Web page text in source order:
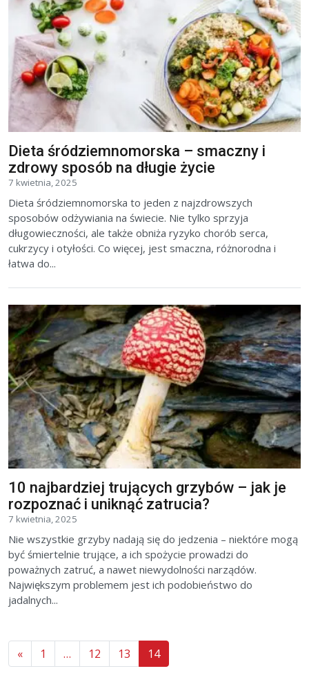
Dieta śródziemnomorska – smaczny i
zdrowy sposób na długie życie
7 kwietnia, 2025
Dieta śródziemnomorska to jeden z najzdrowszych
sposobów odżywiania na świecie. Nie tylko sprzyja
długowieczności, ale także obniża ryzyko chorób serca,
cukrzycy i otyłości. Co więcej, jest smaczna, różnorodna i
łatwa do...
10 najbardziej trujących grzybów – jak je
rozpoznać i uniknąć zatrucia?
7 kwietnia, 2025
Nie wszystkie grzyby nadają się do jedzenia – niektóre mogą
być śmiertelnie trujące, a ich spożycie prowadzi do
poważnych zatruć, a nawet niewydolności narządów.
Największym problemem jest ich podobieństwo do
jadalnych...
« 1 … 12 13 14